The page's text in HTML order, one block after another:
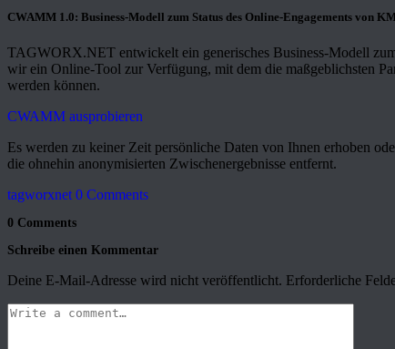
CWAMM 1.0: Business-Modell zum Status des Online-Engagements von
TAGWORX.NET entwickelt ein generisches Business-Modell
wir ein Online-Tool zur Verfügung, mit dem die maßgeblichsten
werden können.
CWAMM ausprobieren
Es werden zu keiner Zeit persönliche Daten von Ihnen erhoben
die ohnehin anonymisierten Zwischenergebnisse entfernt.
tagworxnet 0 Comments
0 Comments
Schreibe einen Kommentar
Deine E-Mail-Adresse wird nicht veröffentlicht. Erforderliche